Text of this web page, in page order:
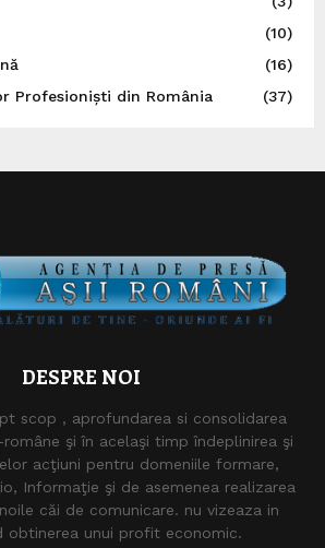
(10)
(16)
Profesioniști din România
(37)
DESPRE NOI
scop , aprofundarea si consolidarea
şi în acelaşi timp îndeplinirea şi
acţiuni pentru domeniile formare,
Informaţie şi de asemenea realizarea
căi de comunicare. nu vizeaza in
obtinerea unui profit economic.